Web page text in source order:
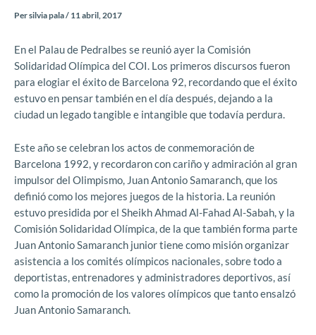
Persilvia pala/ 11 abril, 2017
En el Palau de Pedralbes se reunió ayer la Comisión
Solidaridad Olímpica del COI. Los primeros discursos fueron
para elogiar el éxito de Barcelona 92, recordando que el éxito
estuvo en pensar también en el día después, dejando a la
ciudad un legado tangible e intangible que todavía perdura.
Este año se celebran los actos de conmemoración de
Barcelona 1992, y recordaron con cariño y admiración al gran
impulsor del Olimpismo, Juan Antonio Samaranch, que los
definió como los mejores juegos de la historia. La reunión
estuvo presidida por el Sheikh Ahmad Al-Fahad Al-Sabah, y la
Comisión Solidaridad Olímpica, de la que también forma parte
Juan Antonio Samaranch junior tiene como misión organizar
asistencia a los comités olímpicos nacionales, sobre todo a
deportistas, entrenadores y administradores deportivos, así
como la promoción de los valores olímpicos que tanto ensalzó
Juan Antonio Samaranch.